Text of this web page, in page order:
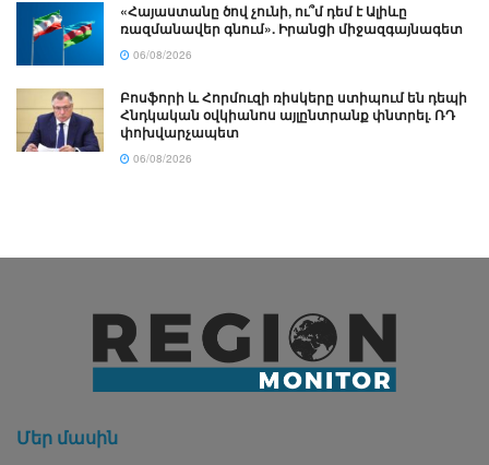
«Հայաստանը ծով չունի, ու՞մ դեմ է Ալիևը
ռազմանավեր գնում». Իրանցի միջազգայնագետ
06/08/2026
Բոսֆորի և Հորմուզի ռիսկերը ստիպում են դեպի
Հնդկական օվկիանոս այլընտրանք փնտրել. ՌԴ
փոխվարչապետ
06/08/2026
Մեր մասին